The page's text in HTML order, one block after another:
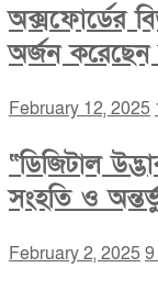
অক্সফোর্ডের
অর্জন
February 12, 2025
“ডিজিটাল
সংহতি ও
February 2, 2025